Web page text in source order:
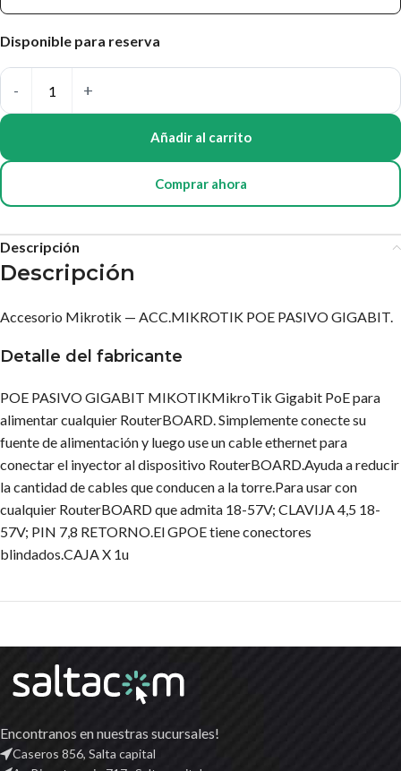
Disponible para reserva
Añadir al carrito
Comprar ahora
Descripción
Descripción
Accesorio Mikrotik — ACC.MIKROTIK POE PASIVO GIGABIT.
Detalle del fabricante
POE PASIVO GIGABIT MIKOTIKMikroTik Gigabit PoE para
alimentar cualquier RouterBOARD. Simplemente conecte su
fuente de alimentación y luego use un cable ethernet para
conectar el inyector al dispositivo RouterBOARD.Ayuda a reducir
la cantidad de cables que conducen a la torre.Para usar con
cualquier RouterBOARD que admita 18-57V; CLAVIJA 4,5 18-
57V; PIN 7,8 RETORNO.El GPOE tiene conectores
blindados.CAJA X 1u
Encontranos en nuestras sucursales!
Caseros 856, Salta capital